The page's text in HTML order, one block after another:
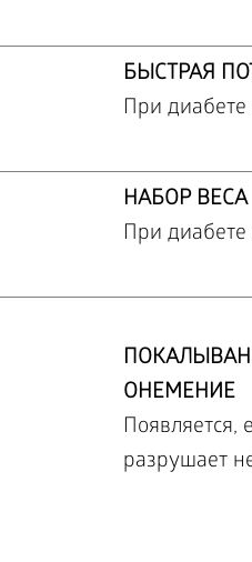
БЫСТРАЯ
При диабете
НАБОР ВЕСА
При диабете
ОНЕМЕНИЕ
Появляется,
разрушает